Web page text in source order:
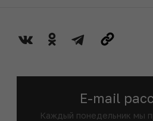
E-mail
Каждый понедельник мы